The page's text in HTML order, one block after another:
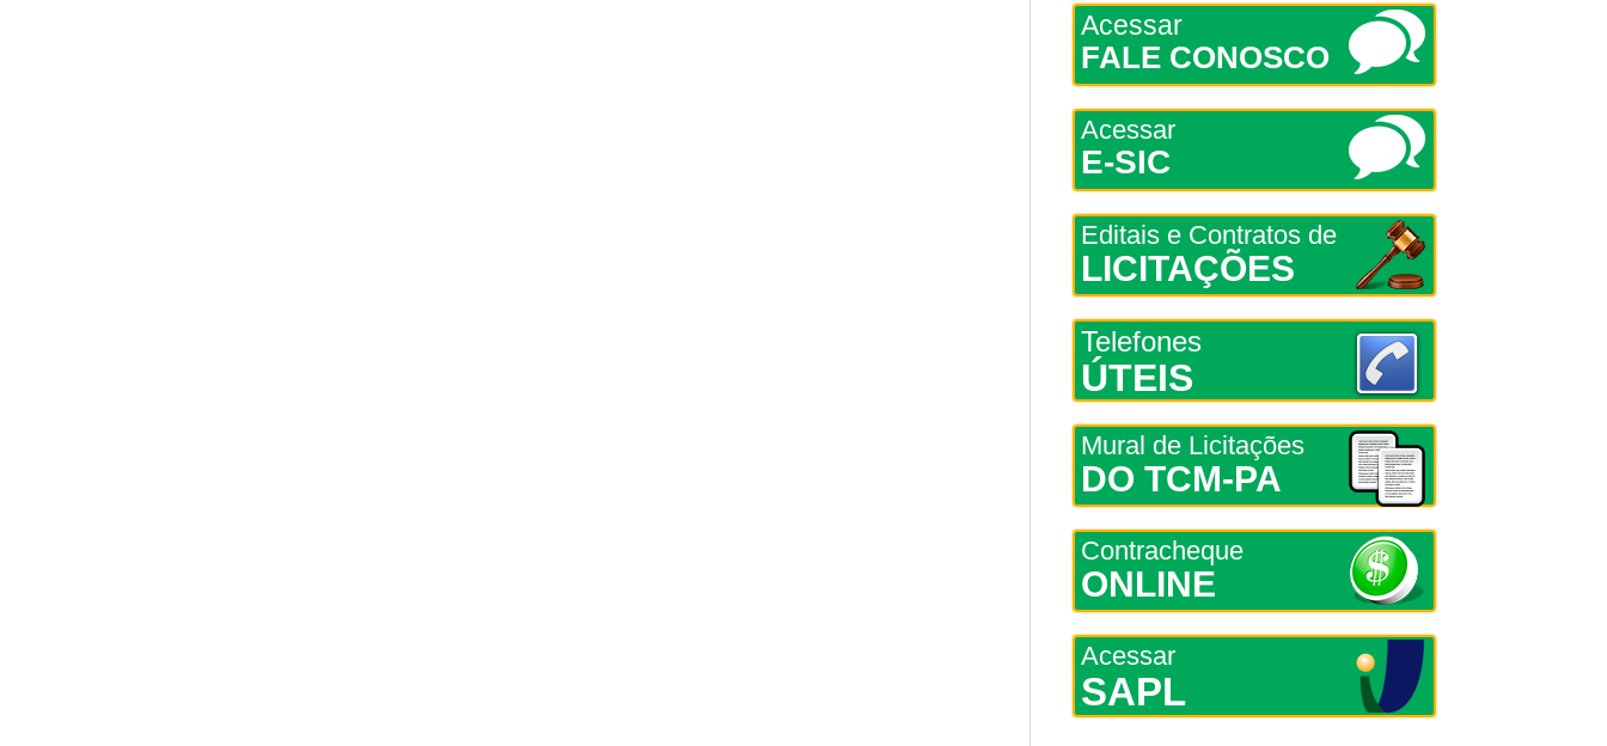
Acessar
FALE CONOSCO
Acessar
E-SIC
Editais e Contratos de
LICITAÇÕES
Telefones
ÚTEIS
Mural de Licitações
DO TCM-PA
Contracheque
ONLINE
Acessar
SAPL